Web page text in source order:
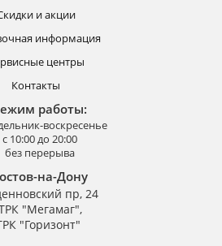
и акции
информация
центры
Контакты
работы:
воскресенье
с 10:00 до 20:00
без перерыва
на-Дону
пр, 24
"Мегамаг",
"Горизонт"